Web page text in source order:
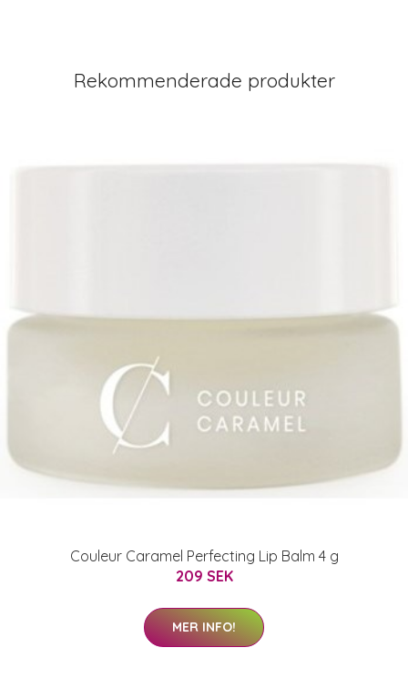
Rekommenderade produkter
Couleur Caramel Perfecting Lip Balm 4 g
209 SEK
MER INFO!